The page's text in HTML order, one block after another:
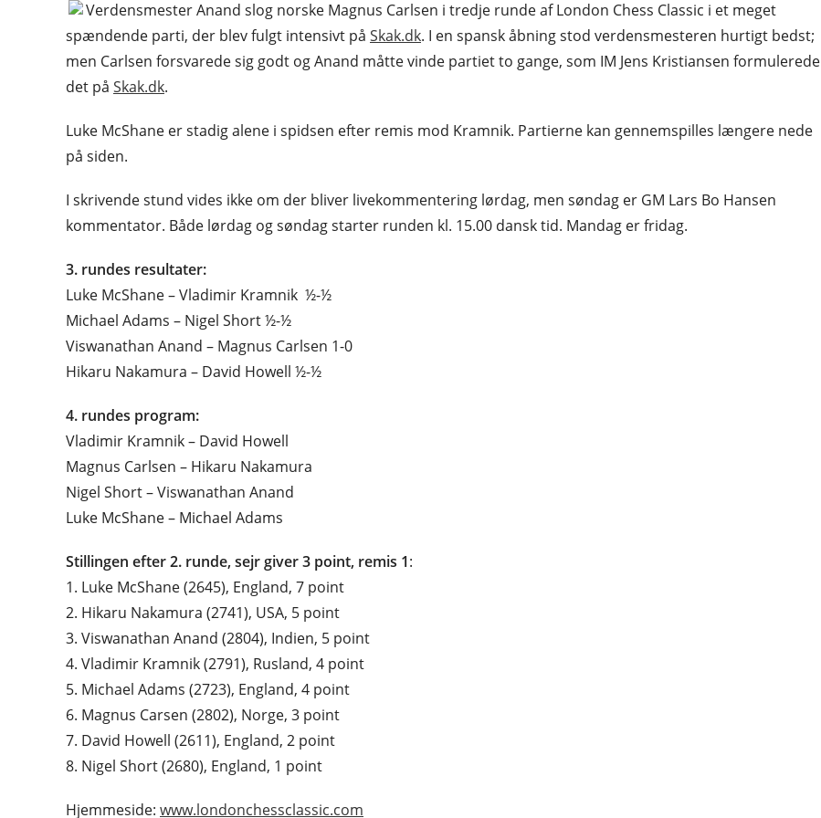
Verdensmester Anand slog norske Magnus Carlsen i tredje runde af London Chess Classic i et meget
spændende parti, der blev fulgt intensivt på Skak.dk. I en spansk åbning stod verdensmesteren hurtigt bedst;
men Carlsen forsvarede sig godt og Anand måtte vinde partiet to gange, som IM Jens Kristiansen formulerede
det på Skak.dk.
Luke McShane er stadig alene i spidsen efter remis mod Kramnik. Partierne kan gennemspilles længere nede
på siden.
I skrivende stund vides ikke om der bliver livekommentering lørdag, men søndag er GM Lars Bo Hansen
kommentator. Både lørdag og søndag starter runden kl. 15.00 dansk tid. Mandag er fridag.
3. rundes resultater:
Luke McShane – Vladimir Kramnik ½-½
Michael Adams – Nigel Short ½-½
Viswanathan Anand – Magnus Carlsen 1-0
Hikaru Nakamura – David Howell ½-½
4. rundes program:
Vladimir Kramnik – David Howell
Magnus Carlsen – Hikaru Nakamura
Nigel Short – Viswanathan Anand
Luke McShane – Michael Adams
Stillingen efter 2. runde, sejr giver 3 point, remis 1:
1. Luke McShane (2645), England, 7 point
2. Hikaru Nakamura (2741), USA, 5 point
3. Viswanathan Anand (2804), Indien, 5 point
4. Vladimir Kramnik (2791), Rusland, 4 point
5. Michael Adams (2723), England, 4 point
6. Magnus Carsen (2802), Norge, 3 point
7. David Howell (2611), England, 2 point
8. Nigel Short (2680), England, 1 point
Hjemmeside: www.londonchessclassic.com